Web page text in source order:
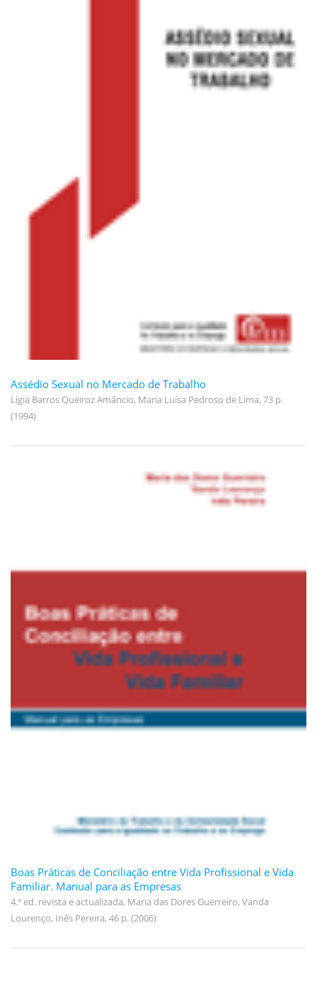
Assédio Sexual no Mercado de Trabalho
Lígia Barros Queiroz Amâncio, Maria Luísa Pedroso de Lima, 73 p.
(1994)
Boas Práticas de Conciliação entre Vida Profissional e Vida
Familiar. Manual para as Empresas
4.ª ed. revista e actualizada, Maria das Dores Guerreiro, Vanda
Lourenço, Inês Pereira, 46 p. (2006)